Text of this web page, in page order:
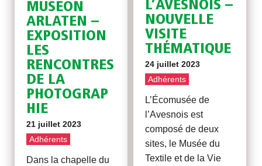
MUSEON
ARLATEN –
EXPOSITION
LES
RENCONTRES
DE LA
PHOTOGRAP
HIE
21 juillet 2023
Adhérents
Dans la chapelle du
L’AVESNOIS –
NOUVELLE
VISITE
THÉMATIQUE
24 juillet 2023
Adhérents
L’Écomusée de
l’Avesnois est
composé de deux
sites, le Musée du
Textile et de la Vie